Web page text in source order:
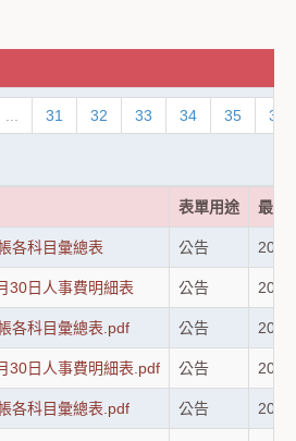
31 32 33 34 35 36
表單用途 最後
各科目彙總表 公告
30日人事費明細表 公告
各科目彙總表.pdf 公告
30日人事費明細表.pdf 公告
各科目彙總表.pdf 公告